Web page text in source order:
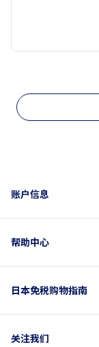
账户信息
帮助中心
日本免税购物指南
关注我们